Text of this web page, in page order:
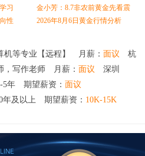
习
性
金小芳：8.7非农前黄金先看震
荡，原油冲高先空再多
2026年8月6日黄金行情分析
机等专业【远程】 月薪： 面议 杭
，写作老师 月薪： 面议 深圳
年 期望薪资： 面议
及以上 期望薪资： 10K-15K